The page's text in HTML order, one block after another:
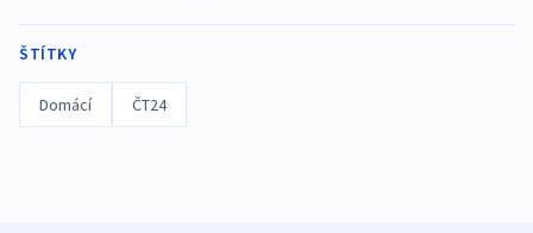
ŠTÍTKY
Domácí ČT24